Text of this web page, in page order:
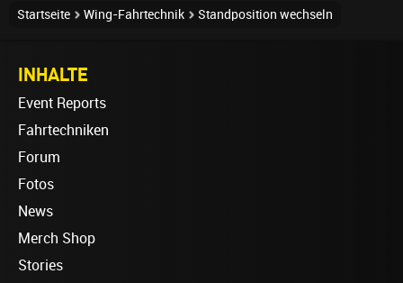
Startseite Wing-Fahrtechnik Standposition wechseln
INHALTE
Event Reports
Fahrtechniken
Forum
Fotos
News
Merch Shop
Stories